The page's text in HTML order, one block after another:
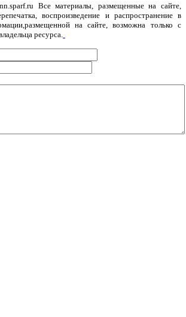
Все материалы, размещенные на сайте,
воспроизведение и распространение в
на сайте, возможна только с
ресурса.